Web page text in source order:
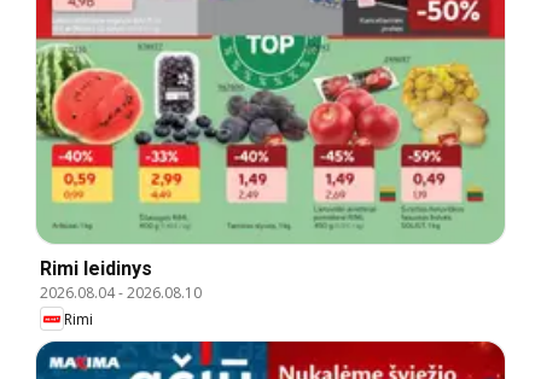
Rimi leidinys
2026.08.04-2026.08.10
Rimi